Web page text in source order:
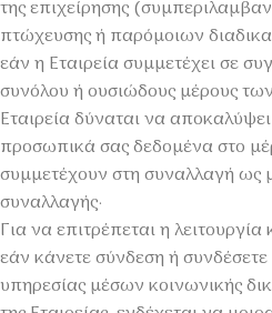
της επιχείρησης
πτώχευσης ή παρόμοιων
εάν η Εταιρεία συμμετέχει σε
συνόλου ή ουσιώδους μέρους
Εταιρεία δύναται να
προσωπικά σας δεδομένα στο
συμμετέχουν στη συναλλαγή ως
συναλλαγής·
Για να επιτρέπεται η
εάν κάνετε σύνδεση ή
υπηρεσίας μέσων κοινωνικής